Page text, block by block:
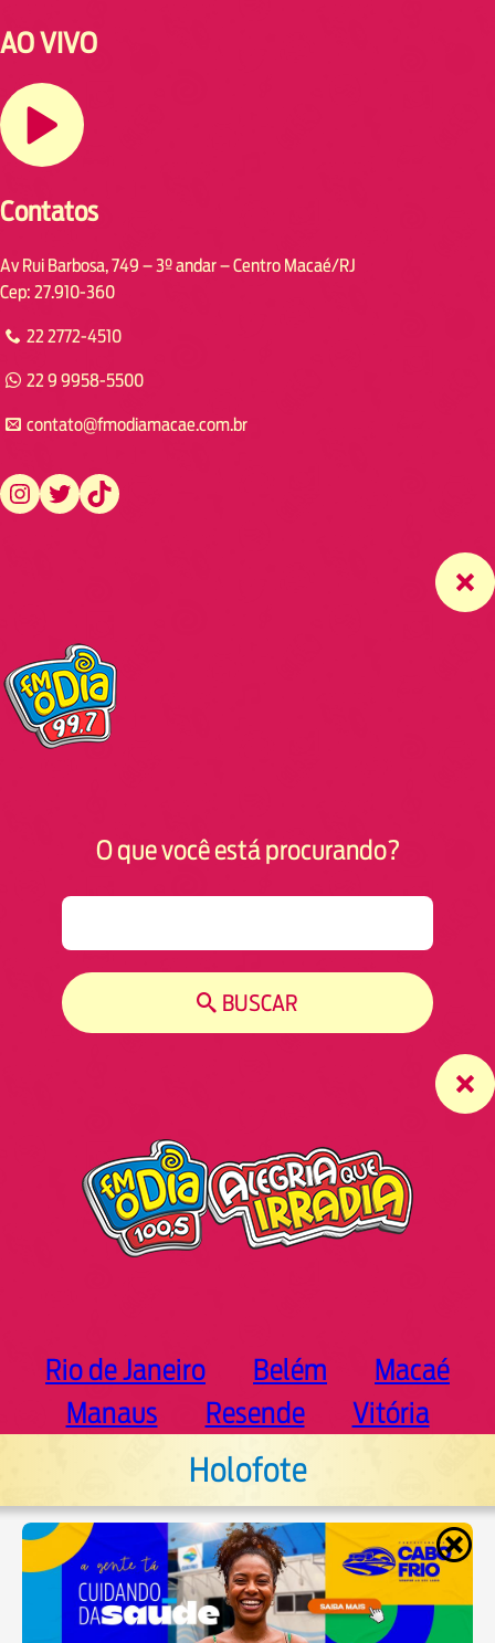
AO VIVO
Contatos
Av Rui Barbosa, 749 – 3º andar – Centro Macaé/RJ
Cep: 27.910-360
22 2772-4510
22 9 9958-5500
contato@fmodiamacae.com.br
https://www.instagram.com/fmodia.macae/ https://twitter.com/fmodia.macae/ https://www.tiktok.com/@fmodia.macae
O que você está procurando?
BUSCAR
Rio de Janeiro Belém
Macaé
Manaus
Resende Vitória
Holofote